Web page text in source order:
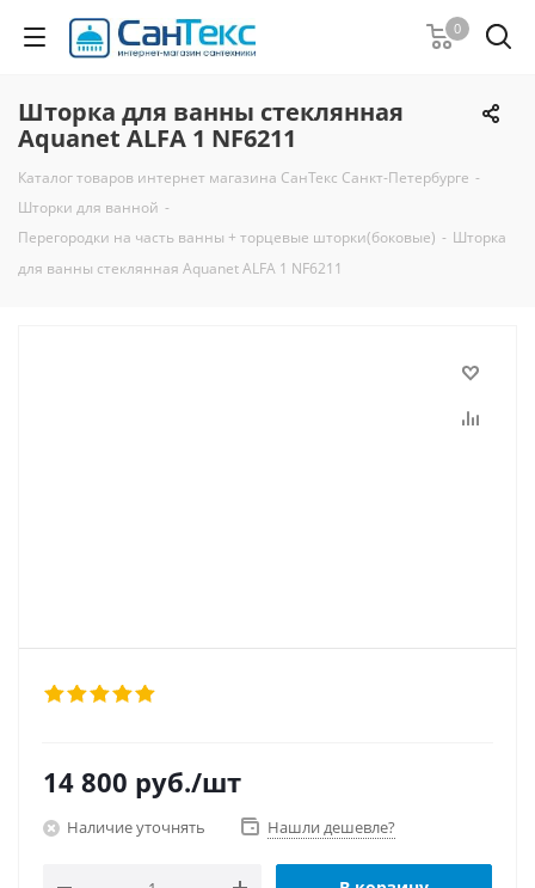
0
Шторка для ванны стеклянная
Aquanet ALFA 1 NF6211
Каталог товаров интернет магазина СанТекс Санкт-Петербурге -
Шторки для ванной -
Перегородки на часть ванны + торцевые шторки(боковые) - Шторка
для ванны стеклянная Aquanet ALFA 1 NF6211
14 800 руб./шт
Наличие уточнять Нашли дешевле?